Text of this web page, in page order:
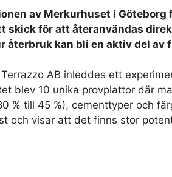
av Merkurhuset i
för att återanvändas
återbruk kan bli en aktiv del av
AB inleddes ett
blev 10 unika provplattor där
% till 45 %), cementtyper och
och visar att det finns stor